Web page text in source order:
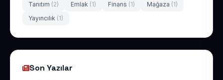
Tanıtım (2) Emlak (1) Finans (1) Mağaza (1)
Yayıncılık (1)
Son Yazılar